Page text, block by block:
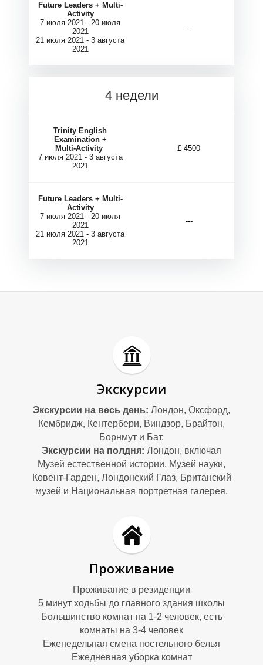
М
М
Future Leaders + Multi-
Activity
7 июля 2021 - 20 июля
2021
21 июля 2021 - 3 августа
2021
---
4 недели
Trinity English
Examination +
Multi-Activity
7 июля 2021 - 3 августа
2021
£ 4500
Future Leaders + Multi-
Activity
7 июля 2021 - 20 июля
2021
21 июля 2021 - 3 августа
2021
---
Экскурсии
Экскурсии на весь день: Лондон, Оксфорд,
Кембридж, Кентербери, Виндзор, Брайтон,
Борнмут и Бат.
Экскурсии на полдня: Лондон, включая
Музей естественной истории, Музей науки,
Ковент-Гарден, Лондонский Глаз, Британский
музей и Национальная портретная галерея.
Проживание
Проживание в резиденции
5 минут ходьбы до главного здания школы
Большинство комнат на 1-2 человек, есть
комнаты на 3-4 человек
Еженедельная смена постельного белья
Ежедневная уборка комнат
М
М